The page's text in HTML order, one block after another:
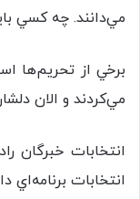
مي‌دانند. چه كسي
برخي از تحريم‌ها
مي‌كردند و الان
انتخابات خبرگان
انتخابات برنامه‌اي